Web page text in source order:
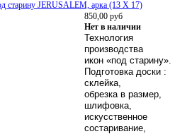
850,00 руб
Нет в наличии
Технология
производства
икон «под старину».
Подготовка доски :
склейка,
обрезка в размер,
шлифовка,
искусственное
состаривание,